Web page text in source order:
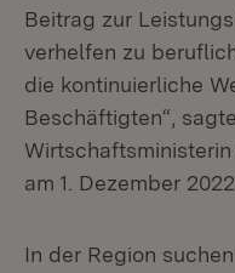
Beitrag zur
verhelfen zu
die kontinuierliche
Beschäftigten“,
am 1. Dezember
In der Region